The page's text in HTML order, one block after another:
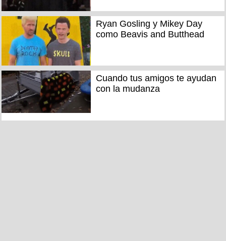
Ryan Gosling y Mikey Day
como Beavis and Butthead
Cuando tus amigos te ayudan
con la mudanza